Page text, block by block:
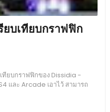
ยบเทียบกราฟฟิก
ทียบกราฟฟิกของ Dissidia -
และ Arcade เอาไว้ สามารถ